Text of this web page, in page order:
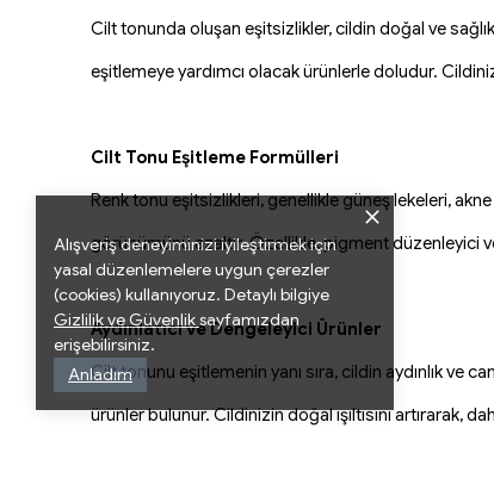
Alışveriş deneyiminizi iyileştirmek için
yasal düzenlemelere uygun çerezler
(cookies) kullanıyoruz. Detaylı bilgiye
Gizlilikve Güvenliksayfamızdan
erişebilirsiniz.
Anladım
Cilt tonunda oluşan eşitsizlikler, cildin doğal ve
eşitlemeye yardımcı olacak ürünlerle doludur.
Cilt Tonu Eşitleme Formülleri
Renk tonu eşitsizlikleri, genellikle güneş lekeleri,
görünümünü azaltır. Özellikle, pigment düzenleyici
Aydınlatıcı ve Dengeleyici Ürünler
Cilt tonunu eşitlemenin yanı sıra, cildin aydınlık ve
ürünler bulunur. Cildinizin doğal ışıltısını artırarak,